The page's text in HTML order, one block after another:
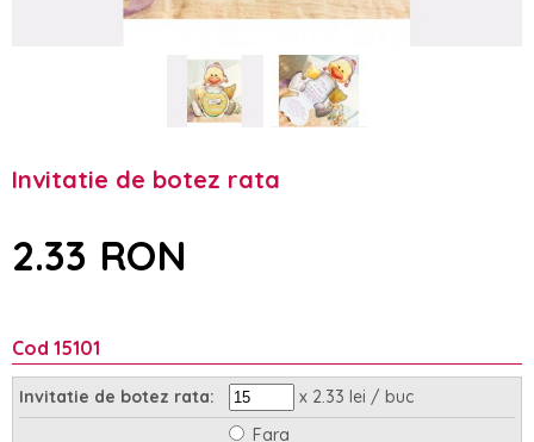
Invitatie de botez rata
2.33 RON
Cod 15101
Invitatie de botez rata: x 2.33 lei / buc
Fara